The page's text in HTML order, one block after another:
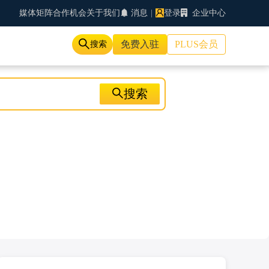
媒体矩阵合作机会关于我们 消息 登录 企业中心
搜索 免费入驻 PLUS会员
搜索